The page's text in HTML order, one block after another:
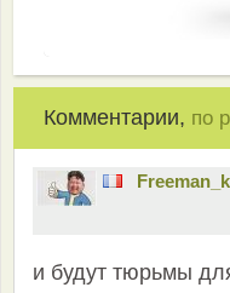
Комментарии, по
и будут тюрьмы